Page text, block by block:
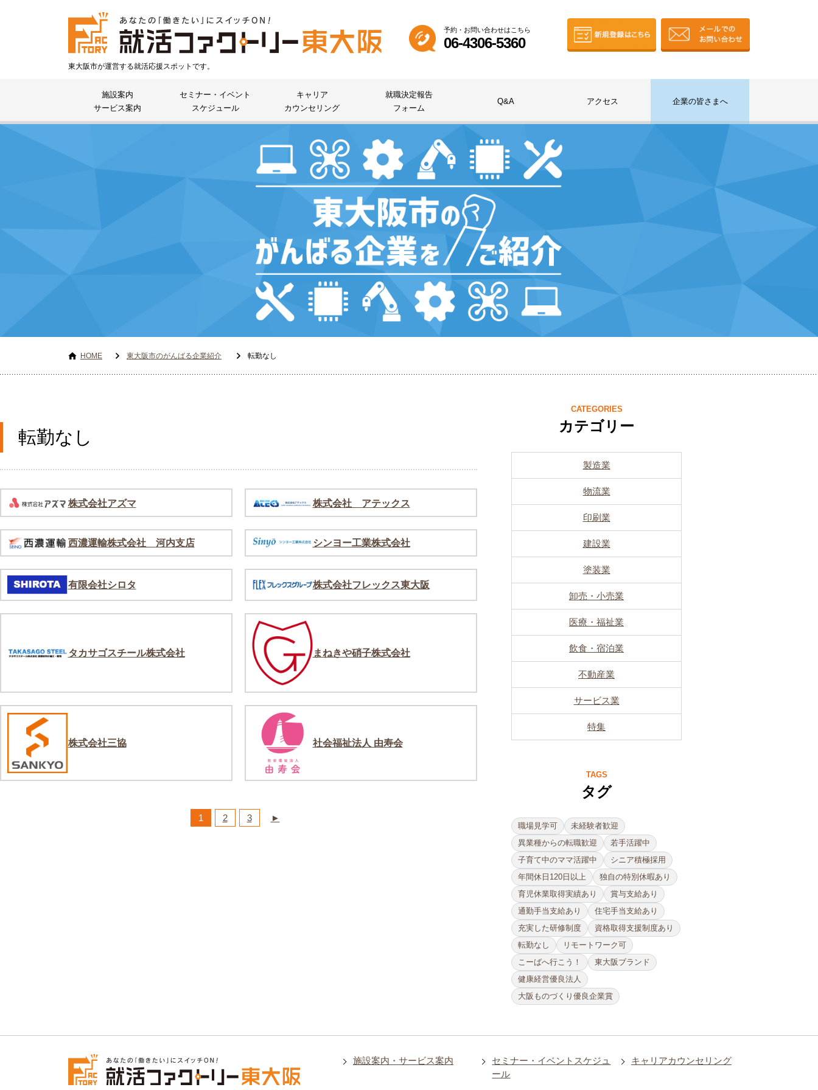
東大阪市が運営する就活応援スポットです。
予約・お問い合わせはこちら
06-4306-5360
施設案内
サービス案内
セミナー・イベント
スケジュール
キャリア
カウンセリング
就職決定報告
フォーム
Q&A アクセス 企業の皆さまへ
HOME 東大阪市のがんばる企業紹介 転勤なし
転勤なし
株式会社アズマ 株式会社 アテックス
西濃運輸株式会社 河内支店 シンヨー工業株式会社
有限会社シロタ 株式会社フレックス東大阪
タカサゴスチール株式会社 まねきや硝子株式会社
株式会社三協 社会福祉法人 由寿会
1 2 3 ►
CATEGORIES
カテゴリー
製造業
物流業
印刷業
建設業
塗装業
卸売・小売業
医療・福祉業
飲食・宿泊業
不動産業
サービス業
特集
TAGS
タグ
職場見学可
未経験者歓迎
異業種からの転職歓迎
若手活躍中
子育て中のママ活躍中
シニア積極採用
年間休日120日以上
独自の特別休暇あり
育児休業取得実績あり
賞与支給あり
通勤手当支給あり
住宅手当支給あり
充実した研修制度
資格取得支援制度あり
転勤なし
リモートワーク可
こーばへ行こう！
東大阪ブランド
健康経営優良法人
大阪ものづくり優良企業賞
施設案内・サービス案内
セミナー・イベントスケジュ
ール
キャリアカウンセリング